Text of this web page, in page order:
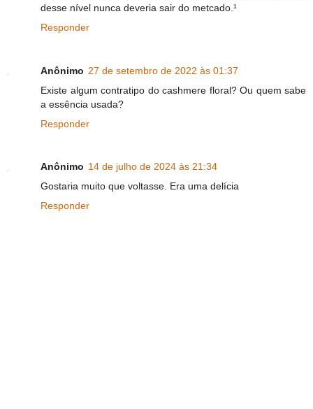
desse nível nunca deveria sair do metcado.¹
Responder
Anônimo 27 de setembro de 2022 às 01:37
Existe algum contratipo do cashmere floral? Ou quem sabe
a essência usada?
Responder
Anônimo 14 de julho de 2024 às 21:34
Gostaria muito que voltasse. Era uma delícia
Responder